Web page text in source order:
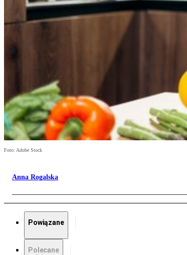
Foto: Adobe Stock
Anna Rogalska
Powiązane
Polecane